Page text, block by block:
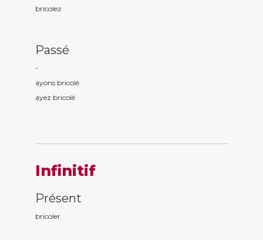
bricolez
Passé
-
ayons bricolé
ayez bricolé
Infinitif
Présent
bricoler